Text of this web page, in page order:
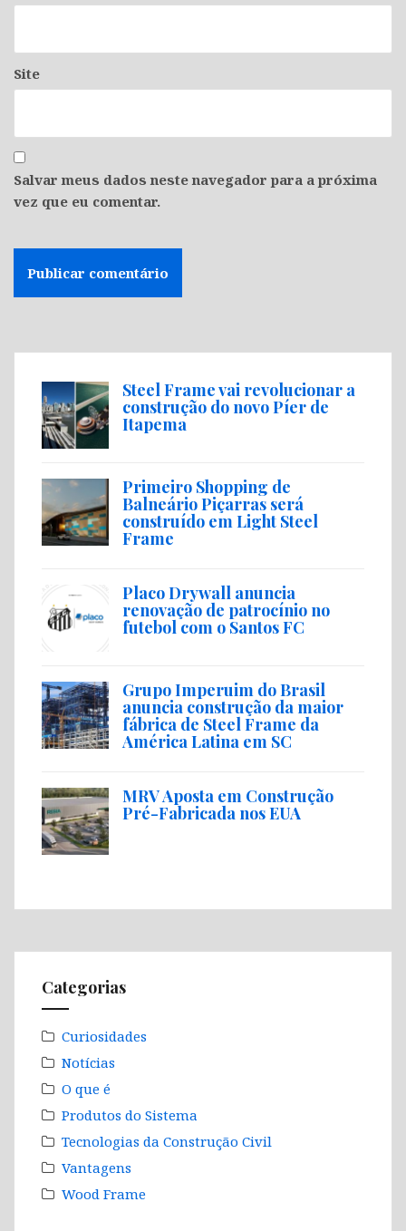
Site
Salvar meus dados neste navegador para a próxima
vez que eu comentar.
Steel Frame vai revolucionar a
construção do novo Píer de
Itapema
Primeiro Shopping de
Balneário Piçarras será
construído em Light Steel
Frame
Placo Drywall anuncia
renovação de patrocínio no
futebol com o Santos FC
Grupo Imperuim do Brasil
anuncia construção da maior
fábrica de Steel Frame da
América Latina em SC
MRV Aposta em Construção
Pré-Fabricada nos EUA
Categorias
Curiosidades
Notícias
O que é
Produtos do Sistema
Tecnologias da Construção Civil
Vantagens
Wood Frame